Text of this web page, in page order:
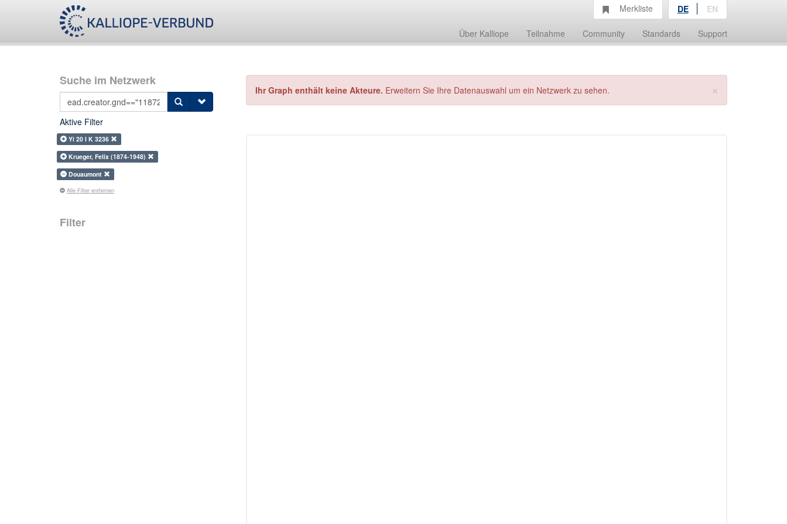
Über Kalliope Teilnahme Community Standards Support
Merkliste DE EN
Suche im Netzwerk
Aktive Filter
Yi 20 I K 3236
Krueger, Felix (1874-1948)
Douaumont
Alle Filter entfernen
Filter
×
Ihr Graph enthält keine Akteure. Erweitern Sie Ihre Datenauswahl um ein Netzwerk zu sehen.